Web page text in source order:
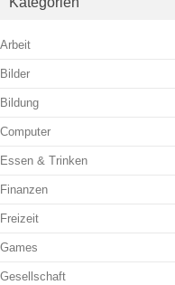
Arbeit
Bilder
Bildung
Computer
Essen & Trinken
Finanzen
Freizeit
Games
Gesellschaft